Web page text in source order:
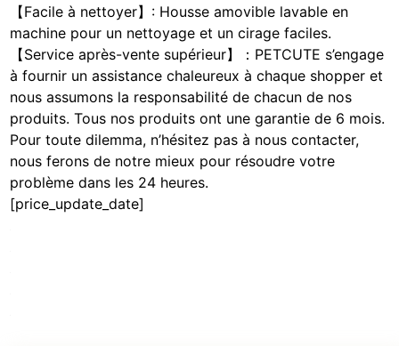
【Facile à nettoyer】: Housse amovible lavable en
machine pour un nettoyage et un cirage faciles.
【Service après-vente supérieur】：PETCUTE s’engage
à fournir un assistance chaleureux à chaque shopper et
nous assumons la responsabilité de chacun de nos
produits. Tous nos produits ont une garantie de 6 mois.
Pour toute dilemma, n’hésitez pas à nous contacter,
nous ferons de notre mieux pour résoudre votre
problème dans les 24 heures.
[price_update_date]